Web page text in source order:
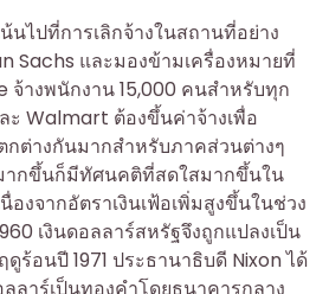
ไปที่การเลิกจ้างในสถานที่อย่าง
Sachs และมองข้ามเครื่องหมายที่
จ้างพนักงาน 15,000 คนสำหรับทุก
ะ Walmart ต้องขึ้นค่าจ้างเพื่อ
กต่างกันมากสำหรับภาคส่วนต่างๆ
ากขึ้นก็มีทัศนคติที่สดใสมากขึ้นใน
องจากอัตราเงินเฟ้อเพิ่มสูงขึ้นในช่วง
เงินดอลลาร์สหรัฐจึงถูกแปลงเป็น
ร้อนปี 1971 ประธานาธิบดี Nixon ได้